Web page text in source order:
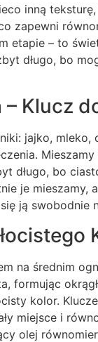
inną
zapewni
etapie – to
długo, bo
– Klucz
jajko,
długo, bo
je mieszamy,
ją swobodnie
na średnim
formując
kolor.
miejsce i
olej